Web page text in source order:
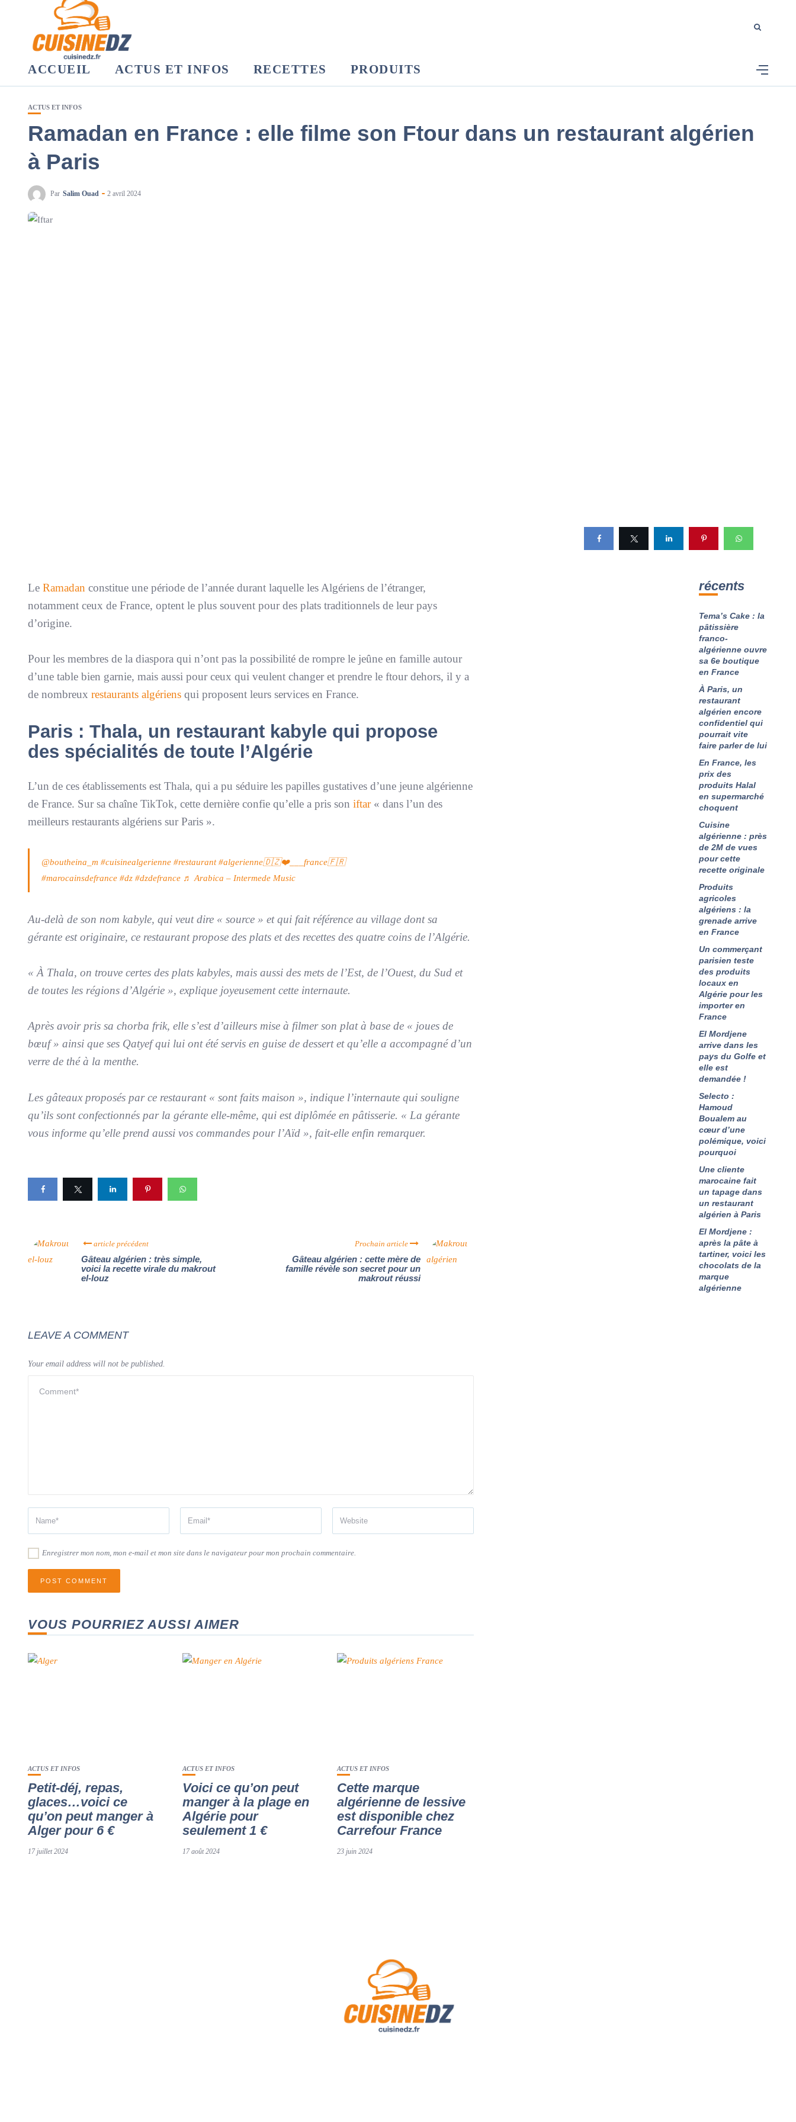
ACCUEIL ACTUS ET INFOS RECETTES PRODUITS
ACTUS ET INFOS
Ramadan en France : elle filme son Ftour dans un restaurant algérien
à Paris
Par Salim Ouad 2 avril 2024
Le Ramadan constitue une période de l’année durant laquelle les Algériens de l’étranger,
notamment ceux de France, optent le plus souvent pour des plats traditionnels de leur pays
d’origine.
Pour les membres de la diaspora qui n’ont pas la possibilité de rompre le jeûne en famille autour
d’une table bien garnie, mais aussi pour ceux qui veulent changer et prendre le ftour dehors, il y a
de nombreux restaurants algériens qui proposent leurs services en France.
Paris : Thala, un restaurant kabyle qui propose
des spécialités de toute l’Algérie
L’un de ces établissements est Thala, qui a pu séduire les papilles gustatives d’une jeune algérienne
de France. Sur sa chaîne TikTok, cette dernière confie qu’elle a pris son iftar« dans l’un des
meilleurs restaurants algériens sur Paris ».
@boutheina_m #cuisinealgerienne #restaurant #algerienne🇩🇿❤️___france🇫🇷
#marocainsdefrance #dz #dzdefrance ♬ Arabica – Intermede Music
Au-delà de son nom kabyle, qui veut dire « source » et qui fait référence au village dont sa
gérante est originaire, ce restaurant propose des plats et des recettes des quatre coins de l’Algérie.
« À Thala, on trouve certes des plats kabyles, mais aussi des mets de l’Est, de l’Ouest, du Sud et
de toutes les régions d’Algérie », explique joyeusement cette internaute.
Après avoir pris sa chorba frik, elle s’est d’ailleurs mise à filmer son plat à base de « joues de
bœuf » ainsi que ses Qatyef qui lui ont été servis en guise de dessert et qu’elle a accompagné d’un
verre de thé à la menthe.
Les gâteaux proposés par ce restaurant « sont faits maison », indique l’internaute qui souligne
qu’ils sont confectionnés par la gérante elle-même, qui est diplômée en pâtisserie. « La gérante
vous informe qu’elle prend aussi vos commandes pour l’Aïd », fait-elle enfin remarquer.
article précédent
Gâteau algérien : très simple,
voici la recette virale du makrout
el-louz
Prochain article
Gâteau algérien : cette mère de
famille révèle son secret pour un
makrout réussi
LEAVE A COMMENT
Your email address will not be published.
Enregistrer mon nom, mon e-mail et mon site dans le navigateur pour mon prochain commentaire.
VOUS POURRIEZ AUSSI AIMER
ACTUS ET INFOS
Petit-déj, repas,
glaces…voici ce
qu’on peut manger à
Alger pour 6 €
17 juillet 2024
ACTUS ET INFOS
Voici ce qu’on peut
manger à la plage en
Algérie pour
seulement 1 €
17 août 2024
ACTUS ET INFOS
Cette marque
algérienne de lessive
est disponible chez
Carrefour France
23 juin 2024
récents
Tema’s Cake : la
pâtissière
franco-
algérienne ouvre
sa 6e boutique
en France
À Paris, un
restaurant
algérien encore
confidentiel qui
pourrait vite
faire parler de lui
En France, les
prix des
produits Halal
en supermarché
choquent
Cuisine
algérienne : près
de 2M de vues
pour cette
recette originale
Produits
agricoles
algériens : la
grenade arrive
en France
Un commerçant
parisien teste
des produits
locaux en
Algérie pour les
importer en
France
El Mordjene
arrive dans les
pays du Golfe et
elle est
demandée !
Selecto :
Hamoud
Boualem au
cœur d’une
polémique, voici
pourquoi
Une cliente
marocaine fait
un tapage dans
un restaurant
algérien à Paris
El Mordjene :
après la pâte à
tartiner, voici les
chocolats de la
marque
algérienne